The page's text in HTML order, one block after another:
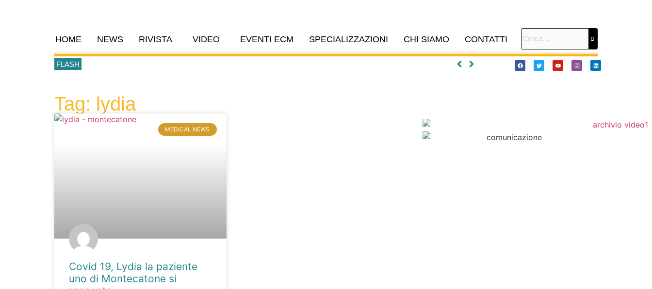
HOME NEWS RIVISTA VIDEO EVENTI ECM SPECIALIZZAZIONI CHI SIAMO CONTATTI
FLASH
Tag: lydia
MEDICAL NEWS
Covid 19, Lydia la paziente
uno di Montecatone si